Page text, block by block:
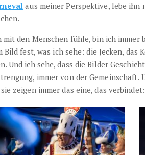
aus meiner Perspektive, lebe ihn
mit den Menschen fühle, bin ich
Bild fest, was ich sehe: die Jecken, das
Und ich sehe, dass die Bilder
immer von der
zeigen immer das eine, das